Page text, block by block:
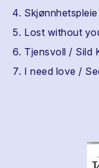
Lost without
Tjensvoll / Sild
I need love /